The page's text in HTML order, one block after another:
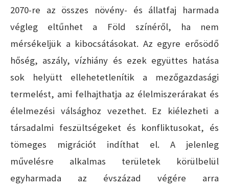
2070-re az összes növény- és állatfaj harmada
végleg eltűnhet a Föld színéről, ha nem
mérsékeljük a kibocsátásokat. Az egyre erősödő
hőség, aszály, vízhiány és ezek együttes hatása
sok helyütt ellehetetlenítik a mezőgazdasági
termelést, ami felhajthatja az élelmiszerárakat és
élelmezési válsághoz vezethet. Ez kiélezheti a
társadalmi feszültségeket és konfliktusokat, és
tömeges migrációt indíthat el. A jelenleg
művelésre alkalmas területek körülbelül
egyharmada az évszázad végére arra